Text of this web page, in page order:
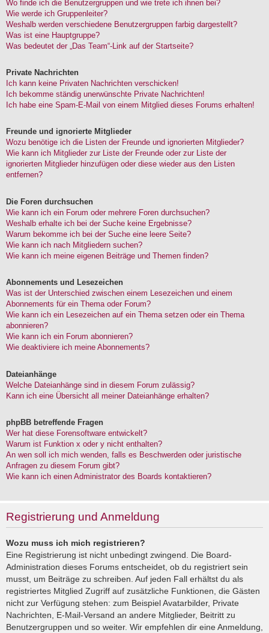
Wo finde ich die Benutzergruppen und wie trete ich ihnen bei?
Wie werde ich Gruppenleiter?
Weshalb werden verschiedene Benutzergruppen farbig dargestellt?
Was ist eine Hauptgruppe?
Was bedeutet der „Das Team“-Link auf der Startseite?
Private Nachrichten
Ich kann keine Privaten Nachrichten verschicken!
Ich bekomme ständig unerwünschte Private Nachrichten!
Ich habe eine Spam-E-Mail von einem Mitglied dieses Forums erhalten!
Freunde und ignorierte Mitglieder
Wozu benötige ich die Listen der Freunde und ignorierten Mitglieder?
Wie kann ich Mitglieder zur Liste der Freunde oder zur Liste der
ignorierten Mitglieder hinzufügen oder diese wieder aus den Listen
entfernen?
Die Foren durchsuchen
Wie kann ich ein Forum oder mehrere Foren durchsuchen?
Weshalb erhalte ich bei der Suche keine Ergebnisse?
Warum bekomme ich bei der Suche eine leere Seite?
Wie kann ich nach Mitgliedern suchen?
Wie kann ich meine eigenen Beiträge und Themen finden?
Abonnements und Lesezeichen
Was ist der Unterschied zwischen einem Lesezeichen und einem
Abonnements für ein Thema oder Forum?
Wie kann ich ein Lesezeichen auf ein Thema setzen oder ein Thema
abonnieren?
Wie kann ich ein Forum abonnieren?
Wie deaktiviere ich meine Abonnements?
Dateianhänge
Welche Dateianhänge sind in diesem Forum zulässig?
Kann ich eine Übersicht all meiner Dateianhänge erhalten?
phpBB betreffende Fragen
Wer hat diese Forensoftware entwickelt?
Warum ist Funktion x oder y nicht enthalten?
An wen soll ich mich wenden, falls es Beschwerden oder juristische
Anfragen zu diesem Forum gibt?
Wie kann ich einen Administrator des Boards kontaktieren?
Registrierung und Anmeldung
Wozu muss ich mich registrieren?
Eine Registrierung ist nicht unbedingt zwingend. Die Board-
Administration dieses Forums entscheidet, ob du registriert sein
musst, um Beiträge zu schreiben. Auf jeden Fall erhältst du als
registriertes Mitglied Zugriff auf zusätzliche Funktionen, die Gästen
nicht zur Verfügung stehen: zum Beispiel Avatarbilder, Private
Nachrichten, E-Mail-Versand an andere Mitglieder, Beitritt zu
Benutzergruppen und so weiter. Wir empfehlen dir eine Anmeldung,